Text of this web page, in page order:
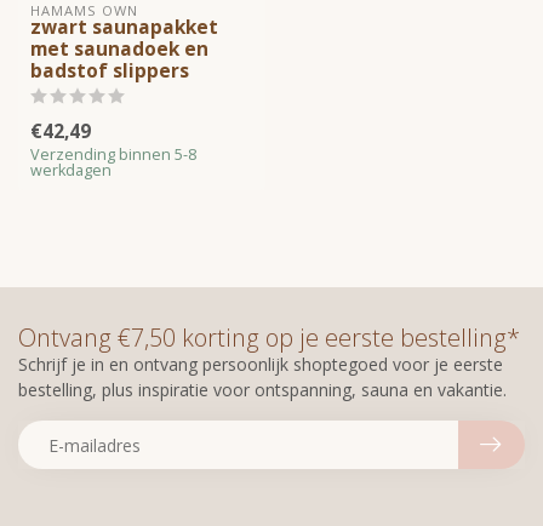
HAMAMS OWN
zwart saunapakket
met saunadoek en
badstof slippers
€42,49
Verzending binnen 5-8
werkdagen
Ontvang €7,50 korting op je eerste bestelling*
Schrijf je in en ontvang persoonlijk shoptegoed voor je eerste
bestelling, plus inspiratie voor ontspanning, sauna en vakantie.